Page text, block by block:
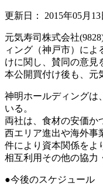
更新日： 2015年05月13
元気寿司株式会社
ィング（神戸市）に
けに関し、賛同の意見
本公開買付け後も、元
神明ホールディングは
いる。
両社は、食材の安価か
西エリア進出や海外事
件により資本関係をよ
相互利用その他の協力
●今後のスケジュール